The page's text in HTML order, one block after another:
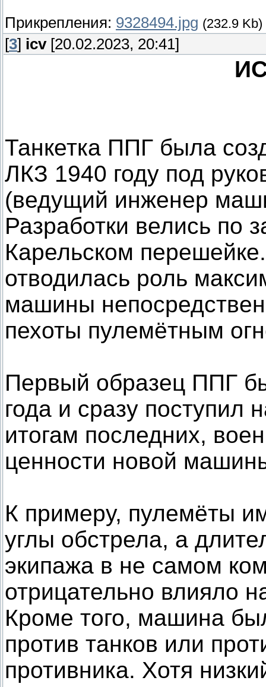
Прикрепления: 9328494.jpg (232.9 Kb)
[3] icv[20.02.2023, 20:41]
Танкетка ППГ была
ЛКЗ 1940 году под
(ведущий инженер
Разработки велись по
Карельском
отводилась роль
машины
пехоты пулемётным
Первый образец ППГ
года и сразу поступил
итогам последних,
ценности новой
К примеру, пулемёты
углы обстрела, а
экипажа в не самом
отрицательно влияло
Кроме того, машина
против танков или
противника. Хотя